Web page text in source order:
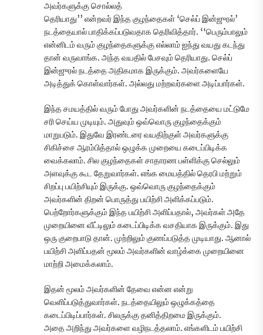
அவர்களுக்கு சொல்லத்
தெரியாது’’ என்றவர் இந்த குழந்தைகள் ‘செல்ப் இன்ஜுரல்’
நடத்தையால் பாதிக்கப்படுவதாக தெரிவித்தார். ‘‘பெரும்பாலும்
என்னிடம் வரும் குழந்தைகளுக்கு எல்லாம் ஐந்து வயது கடந்து
தான் வருவாங்க. அந்த வயதில் பேசவும் தெரியாது. செல்ப்
இன்ஜுரல் நடத்தை அதிகமாக இருக்கும். அவர்களையே
அடித்துக் கொள்வார்கள். அல்லது மற்றவர்களை அடிப்பார்கள்.
இந்த சமயத்தில் வரும் போது அவர்களின் நடத்தையை மட்டுமே
சரி செய்ய முடியும். அதுவும் ஒவ்வொரு குழந்தைக்கும்
மாறுபடும். இதுவே இரண்டரை வயதிற்குள் அவர்களுக்கு
சிகிச்சை ஆரம்பித்தால் ஒழுக்க முறையை கடைப்பிடிக்க
வைக்கலாம். சில குழந்தைகள் சாதாரண பள்ளிக்கு செல்லும்
அளவுக்கு கூட தேறுவார்கள். எங்க மையத்தில் தெரபி மற்றும்
சிறப்பு பயிற்சியும் இருக்கு. ஒவ்வொரு குழந்தைக்கும்
அவர்களின் திறன் பொருத்து பயிற்சி அளிக்கப்படும்.
பெற்றோர்களுக்கும் இந்த பயிற்சி அளிப்பதால், அவர்கள் அதே
முறையினை வீட்டிலும் கடைப்பிடிக்க வசதியாக இருக்கும். இது
ஒரு குறைபாடு தான். முற்றிலும் குணப்படுத்த முடியாது. ஆனால்
பயிற்சி அளிப்பதன் மூலம் அவர்களின் வாழ்க்கை முறையினை
மாற்றி அமைக்கலாம்.
இதன் மூலம் அவர்களின் தேவை என்ன என்று
வெளிப்படுத்துவார்கள். நடத்தையிலும் ஒழுக்கத்தை
கடைப்பிடிப்பார்கள். சிலருக்கு தனித்திறமை இருக்கும்.
அதை அறிந்து அவர்களை வழிநடத்தலாம். எங்களிடம் பயிற்சி